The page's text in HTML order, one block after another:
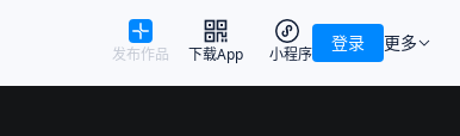
更多
登录
发布作品 下载App 小程序